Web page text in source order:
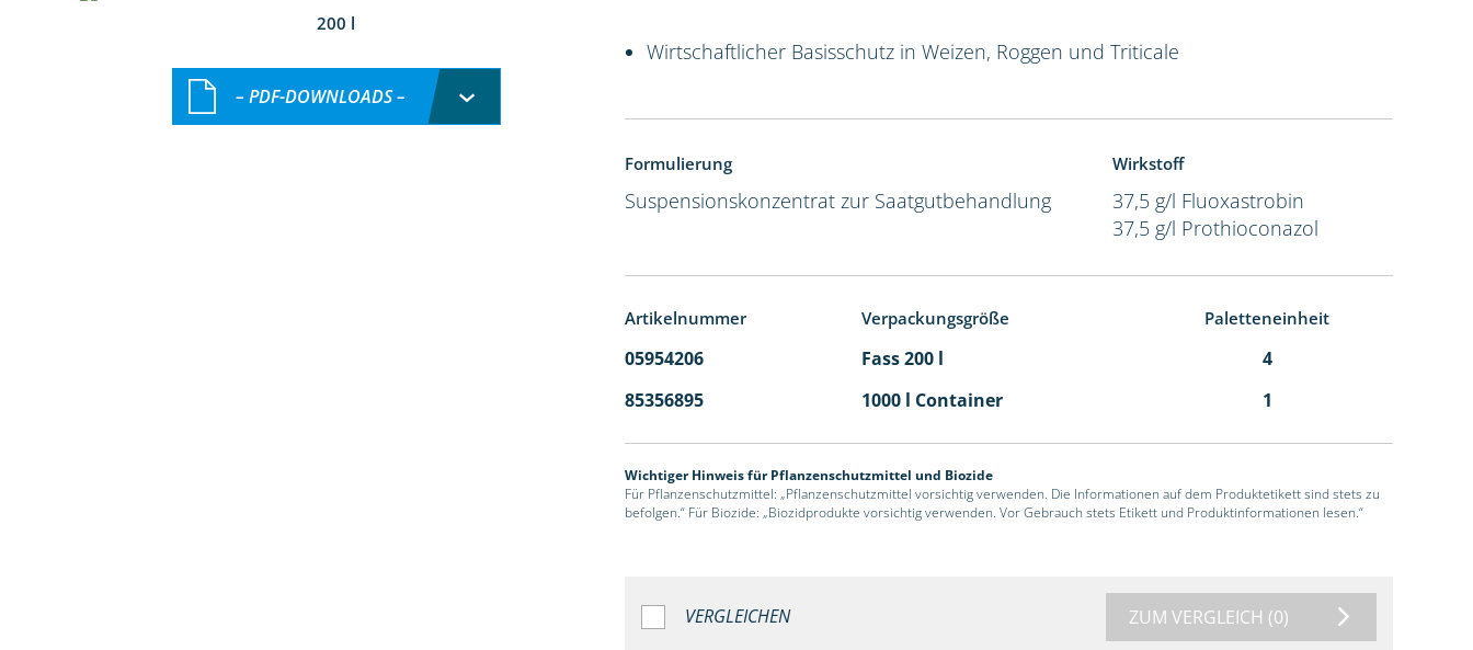
200 l
– PDF-DOWNLOADS –
Wirtschaftlicher Basisschutz in Weizen, Roggen und Triticale
Formulierung
Suspensionskonzentrat zur Saatgutbehandlung
Wirkstoff
37,5 g/l Fluoxastrobin
37,5 g/l Prothioconazol
Artikelnummer Verpackungsgröße Paletteneinheit
05954206 Fass 200 l
4
85356895
1000 l Container 1
Wichtiger Hinweis für Pflanzenschutzmittel und Biozide
Für Pflanzenschutzmittel: „Pflanzenschutzmittel vorsichtig verwenden. Die Informationen auf dem Produktetikett sind stets zu
befolgen.“ Für Biozide: „Biozidprodukte vorsichtig verwenden. Vor Gebrauch stets Etikett und Produktinformationen lesen.“
VERGLEICHEN ZUM VERGLEICH (0)